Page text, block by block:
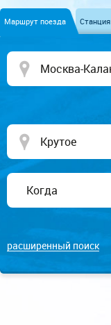
Маршрут поезда Станция
расширенный поиск